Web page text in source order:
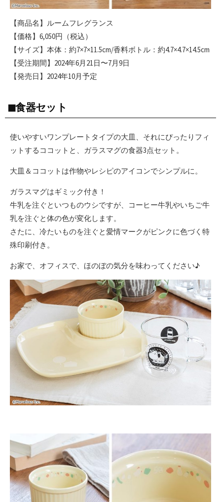
【商品名】ルームフレグランス
【価格】6,050円（税込）
【サイズ】本体：約7×7×11.5cm/香料ボトル：約4.7×4.7×14.5cm
【受注期間】2024年6月21日〜7月9日
【発売日】2024年10月予定
◼︎食器セット
使いやすいワンプレートタイプの大皿、それにぴったりフィ
ットするココットと、ガラスマグの食器3点セット。
大皿＆ココットは作物やレシピのアイコンでシンプルに。
ガラスマグはギミック付き！
牛乳を注ぐといつものウシですが、コーヒー牛乳やいちご牛
乳を注ぐと体の色が変化します。
さたに、冷たいものを注ぐと愛情マークがピンクに色づく特
殊印刷付き。
お家で、オフィスで、ほのぼの気分を味わってください♪